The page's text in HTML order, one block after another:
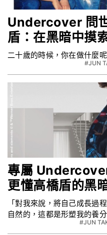
Undercover 問
盾：在黑暗中摸
二十歲的時候，你在做什麼
#JUN
專屬
更懂高橋盾的黑
「對我來說，將自己成長過
自然的，這都是形塑我的養
#JUN